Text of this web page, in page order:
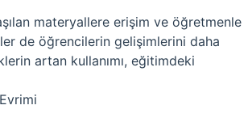
materyallere erişim ve öğretmenle
de öğrencilerin gelişimlerini daha
artan kullanımı, eğitimdeki